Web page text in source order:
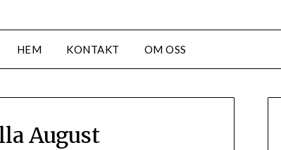
HEM KONTAKT OM OSS
August